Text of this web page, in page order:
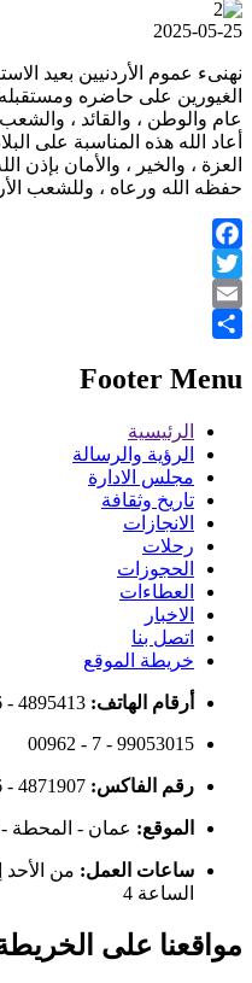
2025-05-25
نهنىء عموم الأردنيين بعيد
الغيورين على حاضره
عام والوطن ، والقائد ،
أعاد الله هذه المناسبة على
العزة ، والخير ، والأمان بإذن
حفظه الله ورعاه ، وللشعب
Facebook
Twitter
Email
Footer Menu
الرئيسية
الرؤية والرسالة
مجلس الادارة
تاريخ وثقافة
الانجازات
رحلات
الحجوزات
العطاءات
الاخبار
اتصل بنا
خريطة الموقع
أرقام الهاتف: - 4895413
00962 - 7 - 99053015
رقم الفاكس: - 4871907
الموقع: عمان - المحطة -
ساعات العمل:
الساعة 4
مواقعنا على